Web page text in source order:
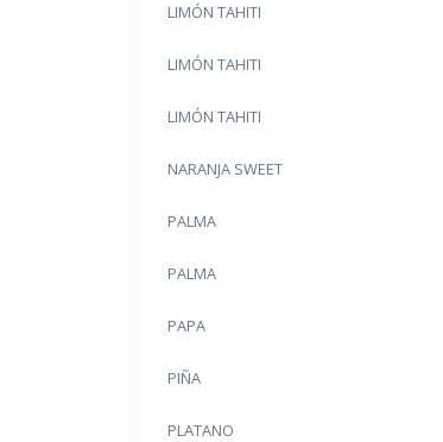
LIMÓN TAHITI
LIMÓN TAHITI
LIMÓN TAHITI
NARANJA SWEET
PALMA
PALMA
PAPA
PIÑA
PLATANO